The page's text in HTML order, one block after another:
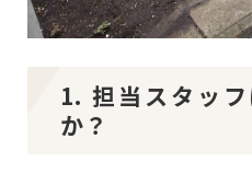
1. 担当スタッ
か？